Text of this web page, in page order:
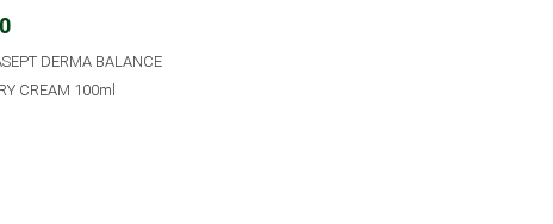
DERMA BALANCE
CREAM 100ml